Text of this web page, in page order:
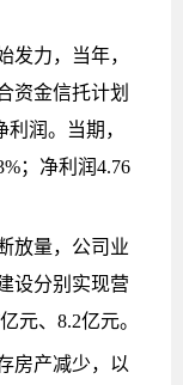
发力，当年，
资金信托计划
润。当期，
；净利润4.76
放量，公司业
设分别实现营
元、8.2亿元。
房产减少，以